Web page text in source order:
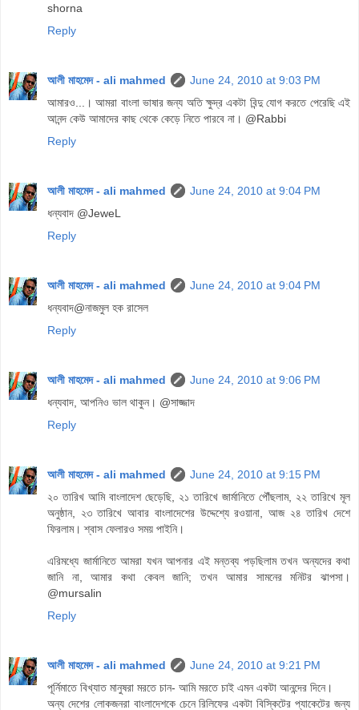
shorna
Reply
আলী মাহমেদ - ali mahmed
June 24, 2010 at 9:03 PM
আমারও...। আমরা বাংলা ভাষার জন্য অতি ক্ষুদ্র একটা বিন্দু যোগ করতে পেরেছি এই
আনন্দ কেউ আমাদের কাছ থেকে কেড়ে নিতে পারবে না। @Rabbi
Reply
আলী মাহমেদ - ali mahmed
June 24, 2010 at 9:04 PM
ধন্যবাদ @JeweL
Reply
আলী মাহমেদ - ali mahmed
June 24, 2010 at 9:04 PM
ধন্যবাদ@নাজমুল হক রাসেল
Reply
আলী মাহমেদ - ali mahmed
June 24, 2010 at 9:06 PM
ধন্যবাদ, আপনিও ভাল থাকুন। @সাজ্জাদ
Reply
আলী মাহমেদ - ali mahmed
June 24, 2010 at 9:15 PM
২০ তারিখ আমি বাংলাদেশ ছেড়েছি, ২১ তারিখে জার্মানিতে পৌঁছলাম, ২২ তারিখে মূল
অনুষ্ঠান, ২৩ তারিখে আবার বাংলাদেশের উদ্দেশ্যে রওয়ানা, আজ ২৪ তারিখ দেশে
ফিরলাম। শ্বাস ফেলারও সময় পাইনি।
এরিমধ্যে জার্মানিতে আমরা যখন আপনার এই মন্তব্য পড়ছিলাম তখন অন্যদের কথা
জানি না, আমার কথা কেবল জানি; তখন আমার সামনের মনিটর ঝাপসা।
@mursalin
Reply
আলী মাহমেদ - ali mahmed
June 24, 2010 at 9:21 PM
পূর্নিমাতে বিখ্যাত মানুষরা মরতে চান- আমি মরতে চাই এমন একটা আনন্দের দিনে।
অন্য দেশের লোকজনরা বাংলাদেশকে চেনে রিলিফের একটা বিস্কিটের প্যাকেটের জন্য